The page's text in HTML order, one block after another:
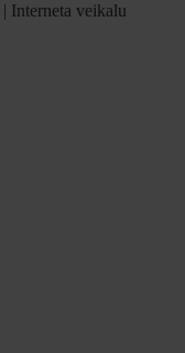
| Interneta veikalu